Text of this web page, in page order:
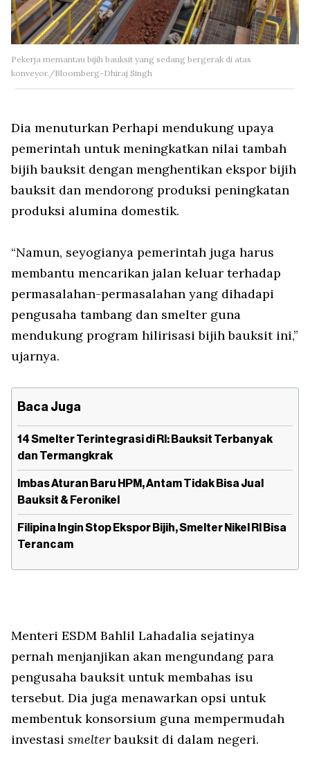
Pekerja memantau bijih bauksit yang sedang bergerak di atas
konveyor./Bloomberg-Dhiraj Singh
Dia menuturkan Perhapi mendukung upaya
pemerintah untuk meningkatkan nilai tambah
bijih bauksit dengan menghentikan ekspor bijih
bauksit dan mendorong produksi peningkatan
produksi alumina domestik.
“Namun, seyogianya pemerintah juga harus
membantu mencarikan jalan keluar terhadap
permasalahan-permasalahan yang dihadapi
pengusaha tambang dan smelter guna
mendukung program hilirisasi bijih bauksit ini,”
ujarnya.
Baca Juga
14 Smelter Terintegrasi di RI: Bauksit Terbanyak
dan Termangkrak
Imbas Aturan Baru HPM, Antam Tidak Bisa Jual
Bauksit & Feronikel
Filipina Ingin Stop Ekspor Bijih, Smelter Nikel RI Bisa
Terancam
Menteri ESDM Bahlil Lahadalia sejatinya
pernah menjanjikan akan mengundang para
pengusaha bauksit untuk membahas isu
tersebut. Dia juga menawarkan opsi untuk
membentuk konsorsium guna mempermudah
investasi smelterbauksit di dalam negeri.